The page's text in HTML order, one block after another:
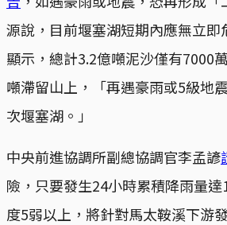
源說，目前堰塞湖短期內應無立
顯示，總計3.2億噸泥沙僅有7000
噸滯留山上，「再遇豪雨或5級地
次堰塞湖。」
中央前進協調所副總協調官李孟諺
險，只要發生24小時累積降雨量
度5弱以上，將針對馬太鞍溪下游